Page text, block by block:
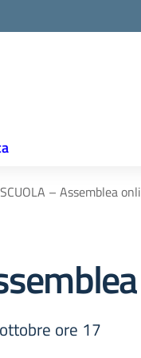
– Assemblea
ore 17